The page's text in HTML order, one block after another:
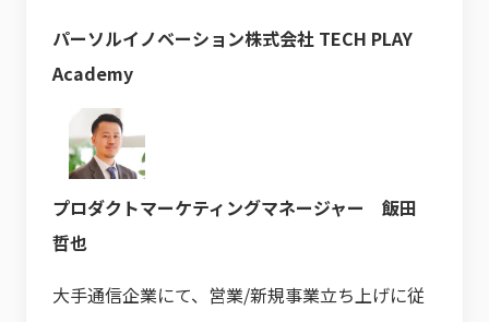
パーソルイノベーション株式会社 TECH PLAY
Academy
プロダクトマーケティングマネージャー 飯田
哲也
大手通信企業にて、営業/新規事業立ち上げに従